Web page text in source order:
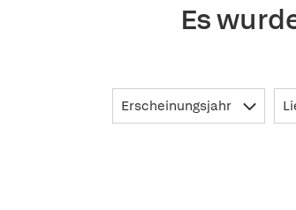
Es
Erscheinungsjahr